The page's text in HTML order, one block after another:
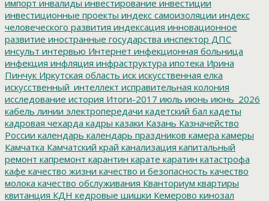
импорт инвалиды инвестирование инвестиции
инвестиционные проекты индекс самоизоляции индекс
человеческого развития индексация инновационное
развитие иностранные государства инспектор ДПС
инсульт интервью Интернет инфекционная больница
инфекция инфляция инфраструктура ипотека Ирина
Пинчук Иркутская область иск искусственная елка
искусственный_интеллект исправительная колония
исследование история Итоги-2017 июль июнь июнь_2026
кабель линии электропередачи кадетский бал кадеты
кадровая чехарда кадры казаки Казань Казначейство
России календарь календарь праздников камера камеры
Камчатка Камчатский край канализация капитальный
ремонт капремонт карантин карате каратин катастрофа
кафе качество жизни качество и безопасность качество
молока качество обслуживания Кванториум квартиры
квитанция КДН кедровые шишки Кемерово кинозал